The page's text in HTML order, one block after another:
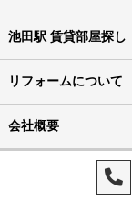
池田駅 賃貸部屋探し
リフォームについて
会社概要